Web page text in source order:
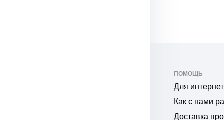
ПОМОЩЬ
Для
Как с нами
Доставка